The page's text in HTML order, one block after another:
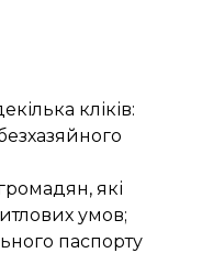
кліків:
які
умов;
паспорту